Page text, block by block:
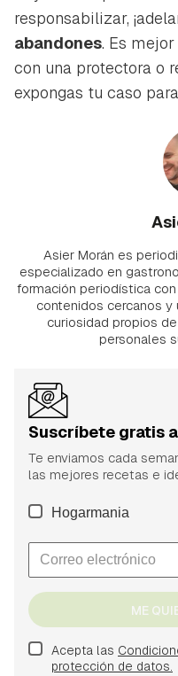
responsabilizar,
abandones. Es
con una protectora o
expongas tu caso
Asier Morán es
especializado en
formación periodística
contenidos cercanos
curiosidad propios
personales
Suscríbete gratis
Te enviamos cada
las mejores recetas e
Hogarmania
ME
Acepta las
protección de datos.